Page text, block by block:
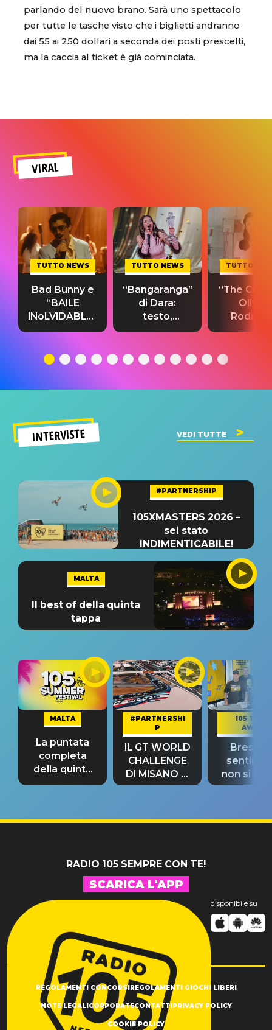
parlando del nuovo brano. Sarà uno spettacolo
per tutte le tasche visto che i biglietti andranno
dai 55 ai 250 dollari a seconda dei posti prescelti,
ma la caccia al ticket è già cominciata.
VIRAL
TUTTO NEWS
Bad Bunny e
“BAILE
INoLVIDABLE”:
testo,
significato
TUTTO NEWS
“Bangaranga”
di Dara:
testo,
traduzione e
del singolo
TUTTO
“The
Olivia
testo,
INTERVISTE VEDI TUTTE
#PARTNERSHIP
105XMASTERS 2026 –
sei stato
INDIMENTICABILE!
MALTA
Il best of della quinta
tappa
MALTA
La puntata
completa
della quinta
tappa
#PARTNERSHI
P
IL GT WORLD
CHALLENGE
DI MISANO si
riconferma
105 TAKE
AWAY
Bresh:
non si
fino alla
RADIO 105 SEMPRE CON TE!
SCARICA L'APP
disponibile su
REGOLAMENTI CONCORSIREGOLAMENTI GIOCHI LIBERI
NOTE LEGALICORPORATECONTATTIPRIVACY POLICY
COOKIE POLICY